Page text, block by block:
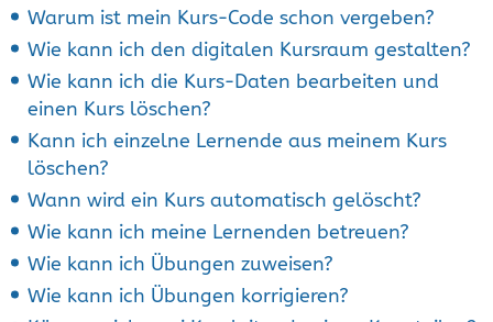
Warum ist mein Kurs-Code schon vergeben?
Wie kann ich den digitalen Kursraum gestalten?
Wie kann ich die Kurs-Daten bearbeiten und
einen Kurs löschen?
Kann ich einzelne Lernende aus meinem Kurs
löschen?
Wann wird ein Kurs automatisch gelöscht?
Wie kann ich meine Lernenden betreuen?
Wie kann ich Übungen zuweisen?
Wie kann ich Übungen korrigieren?